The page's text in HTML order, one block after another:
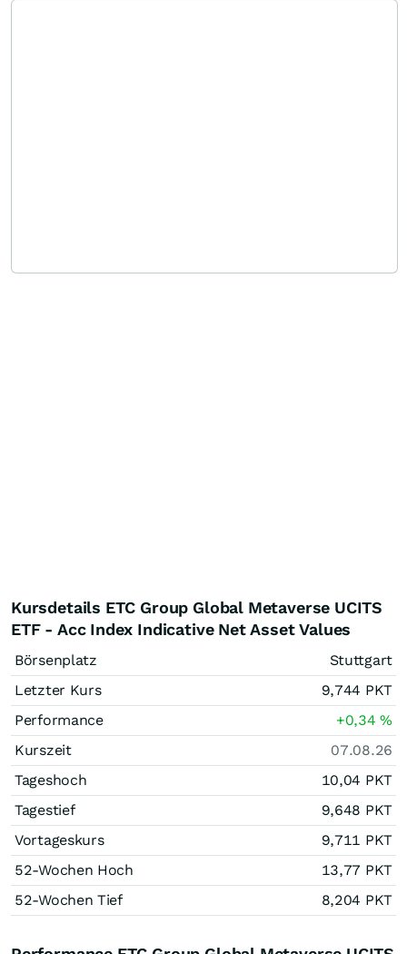
Kursdetails ETC Group Global Metaverse UCITS
ETF - Acc Index Indicative Net Asset Values
Börsenplatz
Stuttgart
Letzter Kurs
9,744 PKT
Performance
+0,34%
Kurszeit
07.08.26
Tageshoch
10,04 PKT
Tagestief
9,648 PKT
Vortageskurs
9,711 PKT
52-Wochen Hoch
13,77 PKT
52-Wochen Tief
8,204 PKT